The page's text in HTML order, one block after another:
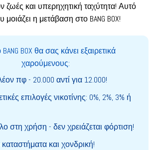
ζωές και υπερηχητική ταχύτητα! Αυτό
η μετάβαση στο BANG BOX!
BANG BOX θα σας κάνει εξαιρετικά
χαρούμενους:
πφ - 20.000 αντί για 12.000!
επιλογές νικοτίνης: 0%, 2%, 3% ή
στη χρήση - δεν χρειάζεται φόρτιση!
καταστήματα και χονδρική!